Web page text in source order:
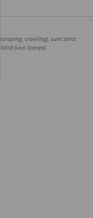
crawling), sunt strict
(vezi licența).